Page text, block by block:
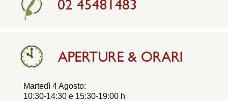
Martedì 4 Agosto:
10:30-14:30 e 15:30-19:00 h